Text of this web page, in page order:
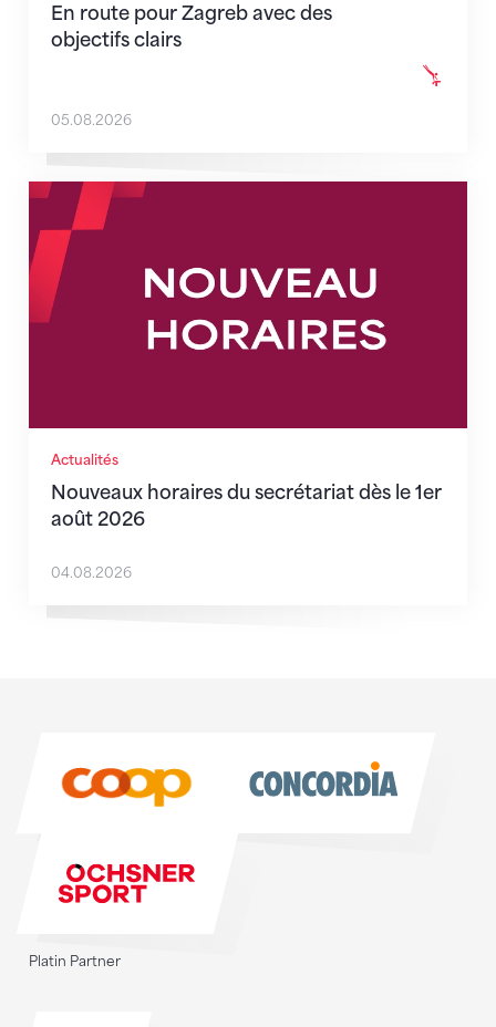
En route pour Zagreb avec des
objectifs clairs
05.08.2026
Actualités
Nouveaux horaires du secrétariat dès le 1er
août 2026
Nouveaux horaires du secrétariat dès le 1er août
04.08.2026
Platin Partner